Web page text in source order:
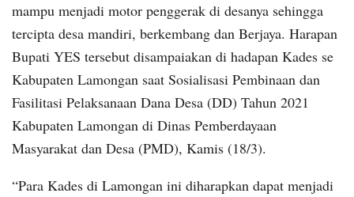
mampu menjadi motor penggerak di desanya sehingga
tercipta desa mandiri, berkembang dan Berjaya. Harapan
Bupati YES tersebut disampaiakan di hadapan Kades se
Kabupaten Lamongan saat Sosialisasi Pembinaan dan
Fasilitasi Pelaksanaan Dana Desa (DD) Tahun 2021
Kabupaten Lamongan di Dinas Pemberdayaan
Masyarakat dan Desa (PMD), Kamis (18/3).
“Para Kades di Lamongan ini diharapkan dapat menjadi